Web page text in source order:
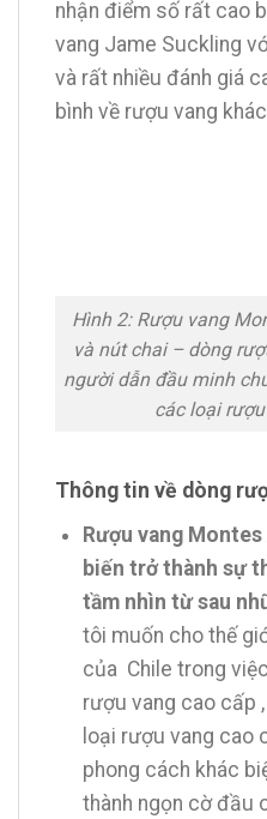
nhận điểm số rất cao
vang Jame Suckling
và rất nhiều đánh giá
bình về rượu vang
Hình 2: Rượu vang
và nút chai – dòng
người dẫn đầu minh
các loại
Thông tin về dòng
Rượu vang
biến trở thành sự
tầm nhìn từ sau
tôi muốn cho thế
của Chile trong
rượu vang cao cấp
loại rượu vang cao
phong cách khác
thành ngọn cờ đầu